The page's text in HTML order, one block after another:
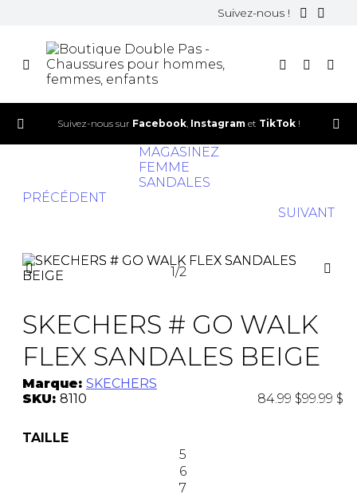
Suivez-nous !
Suivez-nous sur Facebook, Instagram et TikTok!
MAGASINEZ
FEMME
SANDALES
PRÉCÉDENT
SUIVANT
1/2
SKECHERS # GO WALK
FLEX SANDALES BEIGE
Marque: SKECHERS
SKU: 8110 84.99 $99.99 $
TAILLE
5
6
7